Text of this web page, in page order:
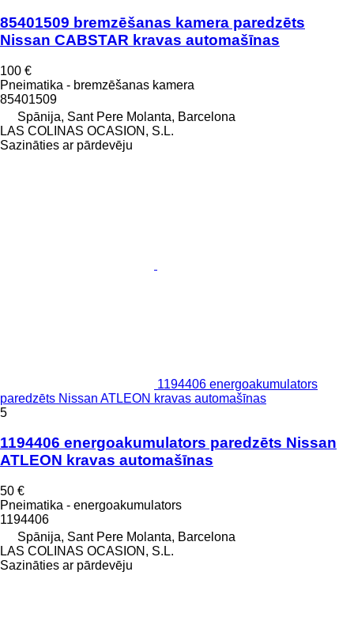
85401509 bremzēšanas kamera paredzēts
Nissan CABSTAR kravas automašīnas
100 €
Pneimatika - bremzēšanas kamera
85401509
Spānija, Sant Pere Molanta, Barcelona
LAS COLINAS OCASION, S.L.
Sazināties ar pārdevēju
1194406 energoakumulators
paredzēts Nissan ATLEON kravas automašīnas
5
1194406 energoakumulators paredzēts Nissan
ATLEON kravas automašīnas
50 €
Pneimatika - energoakumulators
1194406
Spānija, Sant Pere Molanta, Barcelona
LAS COLINAS OCASION, S.L.
Sazināties ar pārdevēju